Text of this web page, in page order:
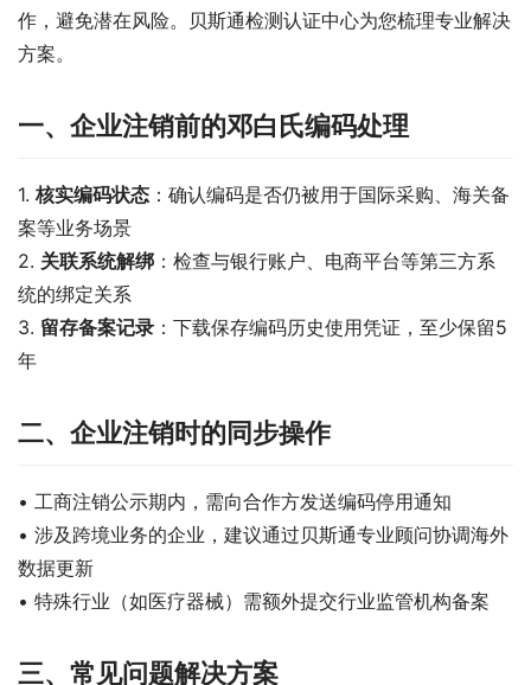
作，避免潜在风险。贝斯通检测认证中心为您梳理专业解决
方案。
一、企业注销前的邓白氏编码处理
1. 核实编码状态 ：确认编码是否仍被用于国际采购、海关备
案等业务场景
2. 关联系统解绑 ：检查与银行账户、电商平台等第三方系
统的绑定关系
3. 留存备案记录 ：下载保存编码历史使用凭证，至少保留5
年
二、企业注销时的同步操作
• 工商注销公示期内，需向合作方发送编码停用通知
• 涉及跨境业务的企业，建议通过贝斯通专业顾问协调海外
数据更新
• 特殊行业（如医疗器械）需额外提交行业监管机构备案
三、常见问题解决方案